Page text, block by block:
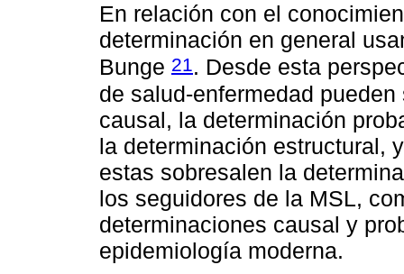
En relación con el
determinación en general
Bunge 21 . Desde esta
de salud-enfermedad
causal, la determinación
la determinación estructural,
estas sobresalen la
los seguidores de la MSL,
determinaciones causal y
epidemiología moderna.